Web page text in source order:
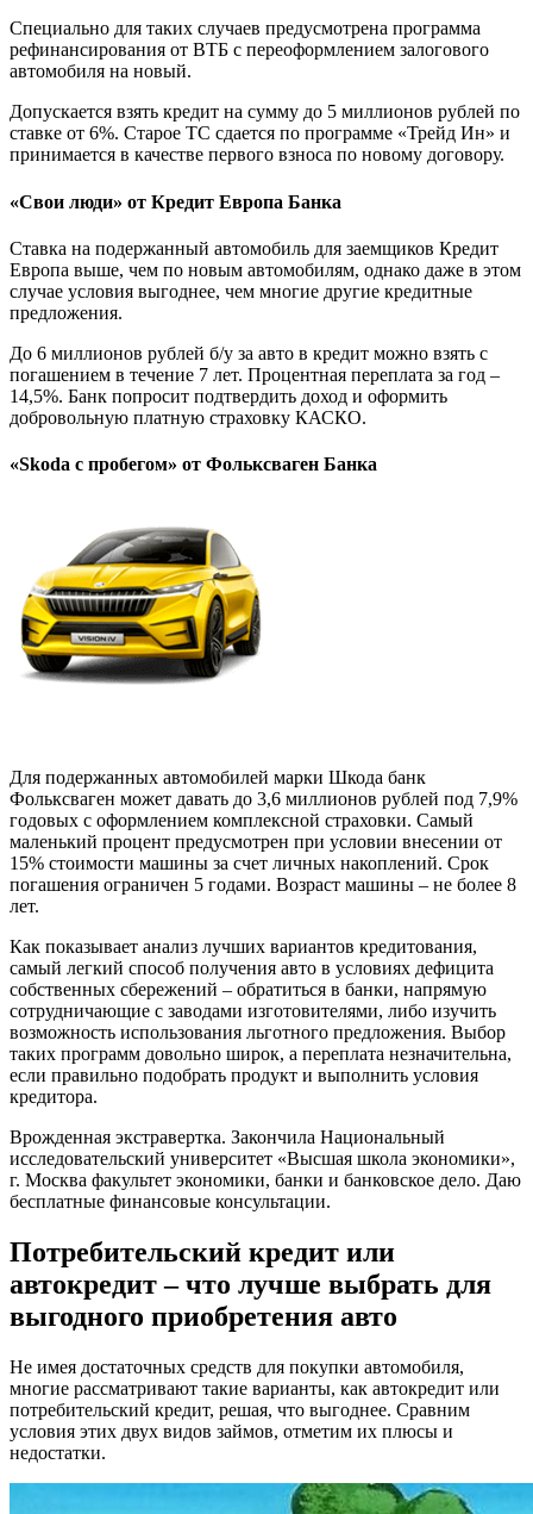
Специально для таких случаев предусмотрена программа
рефинансирования от ВТБ с переоформлением залогового
автомобиля на новый.
Допускается взять кредит на сумму до 5 миллионов рублей по
ставке от 6%. Старое ТС сдается по программе «Трейд Ин» и
принимается в качестве первого взноса по новому договору.
«Свои люди» от Кредит Европа Банка
Ставка на подержанный автомобиль для заемщиков Кредит
Европа выше, чем по новым автомобилям, однако даже в этом
случае условия выгоднее, чем многие другие кредитные
предложения.
До 6 миллионов рублей б/у за авто в кредит можно взять с
погашением в течение 7 лет. Процентная переплата за год –
14,5%. Банк попросит подтвердить доход и оформить
добровольную платную страховку КАСКО.
«Skoda с пробегом» от Фольксваген Банка
Для подержанных автомобилей марки Шкода банк
Фольксваген может давать до 3,6 миллионов рублей под 7,9%
годовых с оформлением комплексной страховки. Самый
маленький процент предусмотрен при условии внесении от
15% стоимости машины за счет личных накоплений. Срок
погашения ограничен 5 годами. Возраст машины – не более 8
лет.
Как показывает анализ лучших вариантов кредитования,
самый легкий способ получения авто в условиях дефицита
собственных сбережений – обратиться в банки, напрямую
сотрудничающие с заводами изготовителями, либо изучить
возможность использования льготного предложения. Выбор
таких программ довольно широк, а переплата незначительна,
если правильно подобрать продукт и выполнить условия
кредитора.
Врожденная экстравертка. Закончила Национальный
исследовательский университет «Высшая школа экономики»,
г. Москва факультет экономики, банки и банковское дело. Даю
бесплатные финансовые консультации.
Потребительский кредит или
автокредит – что лучше выбрать для
выгодного приобретения авто
Не имея достаточных средств для покупки автомобиля,
многие рассматривают такие варианты, как автокредит или
потребительский кредит, решая, что выгоднее. Сравним
условия этих двух видов займов, отметим их плюсы и
недостатки.